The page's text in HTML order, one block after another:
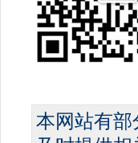
本网站有